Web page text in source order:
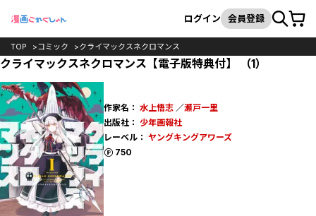
検索
ログイン 会員登録カート
TOP コミック クライマックスネクロマンス
クライマックスネクロマンス【電子版特典付】 （1）
作家名： 水上悟志／瀬戸一里
出版社： 少年画報社
レーベル： ヤングキングアワーズ
750
ポイント